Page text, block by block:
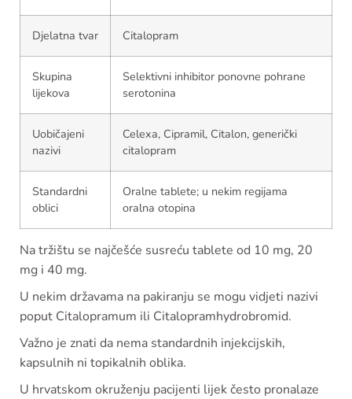
Djelatna tvar Citalopram
Skupina
lijekova
Selektivni inhibitor ponovne pohrane
serotonina
Uobičajeni
nazivi
Celexa, Cipramil, Citalon, generički
citalopram
Standardni
oblici
Oralne tablete; u nekim regijama
oralna otopina
Na tržištu se najčešće susreću tablete od 10 mg, 20
mg i 40 mg.
U nekim državama na pakiranju se mogu vidjeti nazivi
poput Citalopramum ili Citalopramhydrobromid.
Važno je znati da nema standardnih injekcijskih,
kapsulnih ni topikalnih oblika.
U hrvatskom okruženju pacijenti lijek često pronalaze